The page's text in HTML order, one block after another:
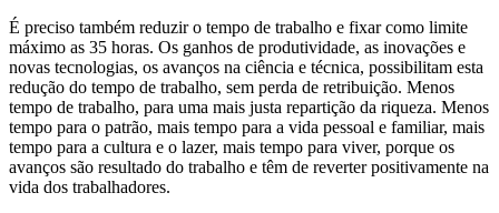
É preciso também reduzir o tempo de trabalho e fixar como limite
máximo as 35 horas. Os ganhos de produtividade, as inovações e
novas tecnologias, os avanços na ciência e técnica, possibilitam esta
redução do tempo de trabalho, sem perda de retribuição. Menos
tempo de trabalho, para uma mais justa repartição da riqueza. Menos
tempo para o patrão, mais tempo para a vida pessoal e familiar, mais
tempo para a cultura e o lazer, mais tempo para viver, porque os
avanços são resultado do trabalho e têm de reverter positivamente na
vida dos trabalhadores.